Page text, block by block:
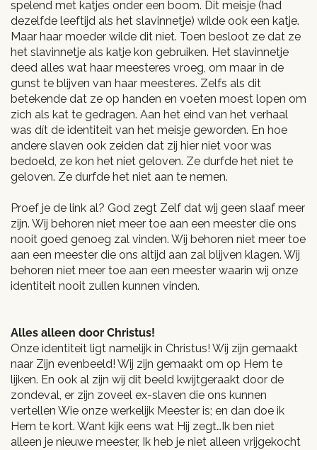
spelend met katjes onder een boom. Dit meisje (had
dezelfde leeftijd als het slavinnetje) wilde ook een katje.
Maar haar moeder wilde dit niet. Toen besloot ze dat ze
het slavinnetje als katje kon gebruiken. Het slavinnetje
deed alles wat haar meesteres vroeg, om maar in de
gunst te blijven van haar meesteres. Zelfs als dit
betekende dat ze op handen en voeten moest lopen om
zich als kat te gedragen. Aan het eind van het verhaal
was dít de identiteit van het meisje geworden. En hoe
andere slaven ook zeiden dat zij hier niet voor was
bedoeld, ze kon het niet geloven. Ze durfde het niet te
geloven. Ze durfde het niet aan te nemen.
Proef je de link al? God zegt Zelf dat wij geen slaaf meer
zijn. Wij behoren niet meer toe aan een meester die ons
nooit goed genoeg zal vinden. Wij behoren niet meer toe
aan een meester die ons altijd aan zal blijven klagen. Wij
behoren niet meer toe aan een meester waarin wij onze
identiteit nooit zullen kunnen vinden.
Alles alleen door Christus!
Onze identiteit ligt namelijk in Christus! Wij zijn gemaakt
naar Zijn evenbeeld! Wij zijn gemaakt om op Hem te
lijken. En ook al zijn wij dit beeld kwijtgeraakt door de
zondeval, er zijn zoveel ex-slaven die ons kunnen
vertellen Wie onze werkelijk Meester is; en dan doe ik
Hem te kort. Want kijk eens wat Hij zegt…Ik ben niet
alleen je nieuwe meester, Ik heb je niet alleen vrijgekocht